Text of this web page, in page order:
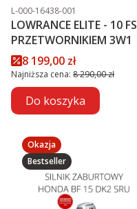
Kod produktu
L-000-16438-001
LOWRANCE ELITE - 10 FS Z
PRZETWORNIKIEM 3W1
Cena promocyjna
8 199,00 zł
Najniższa cena: 8 290,00 zł
Do koszyka
Okazja
Bestseller